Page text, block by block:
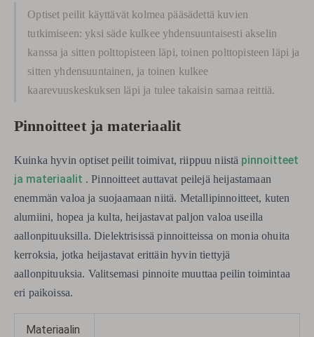
Optiset peilit käyttävät kolmea pääsädettä kuvien
tutkimiseen: yksi säde kulkee yhdensuuntaisesti akselin
kanssa ja sitten polttopisteen läpi, toinen polttopisteen läpi ja
sitten yhdensuuntainen, ja toinen kulkee
kaarevuuskeskuksen läpi ja tulee takaisin samaa reittiä.
Pinnoitteet ja materiaalit
Kuinka hyvin optiset peilit toimivat, riippuu niistä pinnoitteet
ja materiaalit . Pinnoitteet auttavat peilejä heijastamaan
enemmän valoa ja suojaamaan niitä. Metallipinnoitteet, kuten
alumiini, hopea ja kulta, heijastavat paljon valoa useilla
aallonpituuksilla. Dielektrisissä pinnoitteissa on monia ohuita
kerroksia, jotka heijastavat erittäin hyvin tiettyjä
aallonpituuksia. Valitsemasi pinnoite muuttaa peilin toimintaa
eri paikoissa.
Materiaalin